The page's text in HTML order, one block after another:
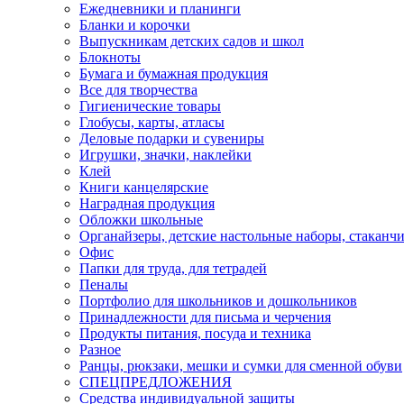
Ежедневники и планинги
Бланки и корочки
Выпускникам детских садов и школ
Блокноты
Бумага и бумажная продукция
Все для творчества
Гигиенические товары
Глобусы, карты, атласы
Деловые подарки и сувениры
Игрушки, значки, наклейки
Клей
Книги канцелярские
Наградная продукция
Обложки школьные
Органайзеры, детские настольные наборы,
Офис
Папки для труда, для тетрадей
Пеналы
Портфолио для школьников и дошкольников
Принадлежности для письма и черчения
Продукты питания, посуда и техника
Разное
Ранцы, рюкзаки, мешки и сумки для сменной обуви
СПЕЦПРЕДЛОЖЕНИЯ
Средства индивидуальной защиты